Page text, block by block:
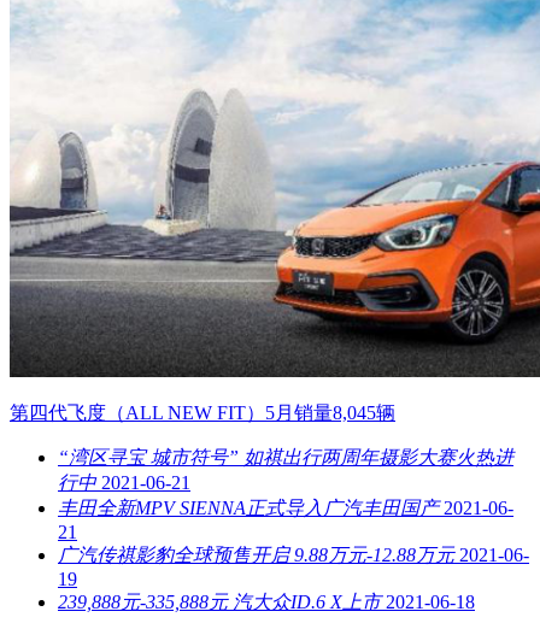
第四代飞度（ALL NEW FIT）5月销量8,045辆
“湾区寻宝 城市符号” 如祺出行两周年摄影大赛火热进
行中 2021-06-21
丰田全新MPV SIENNA正式导入广汽丰田国产 2021-06-
21
广汽传祺影豹全球预售开启 9.88万元-12.88万元 2021-06-
19
239,888元-335,888元 汽大众ID.6 X上市 2021-06-18